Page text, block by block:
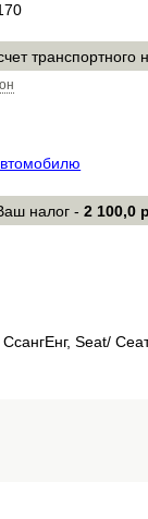
транспортного
налог - 2 100,0
Seat/